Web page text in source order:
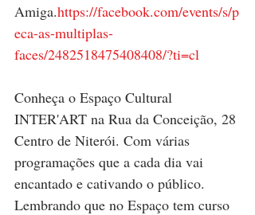
Amiga.https://facebook.com/events/s/p
eca-as-multiplas-
faces/2482518475408408/?ti=cl
Conheça o Espaço Cultural
INTER'ART na Rua da Conceição, 28
Centro de Niterói. Com várias
programações que a cada dia vai
encantado e cativando o público.
Lembrando que no Espaço tem curso